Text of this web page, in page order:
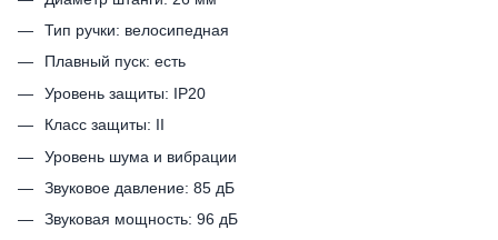
Тип ручки: велосипедная
Плавный пуск: есть
Уровень защиты: IP20
Класс защиты: II
Уровень шума и вибрации
Звуковое давление: 85 дБ
Звуковая мощность: 96 дБ